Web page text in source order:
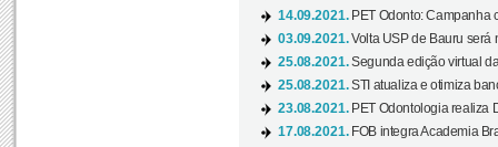
14.09.2021. PET Odonto: Campanha
03.09.2021.Volta USP de Bauru será
25.08.2021.Segunda edição virtual
25.08.2021.STI atualiza e otimiza
23.08.2021. PET Odontologia realiza
17.08.2021. FOB integra Academia